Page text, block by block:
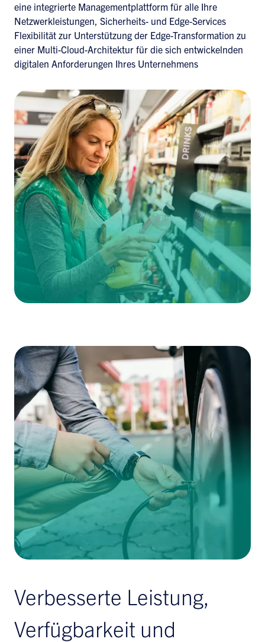
eine integrierte Managementplattform für alle Ihre
Netzwerkleistungen, Sicherheits- und Edge-Services
Flexibilität zur Unterstützung der Edge-Transformation zu
einer Multi-Cloud-Architektur für die sich entwickelnden
digitalen Anforderungen Ihres Unternehmens
Verbesserte Leistung,
Verfügbarkeit und